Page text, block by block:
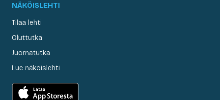
NÄKÖISLEHTI
Tilaa lehti
Oluttutka
Juomatutka
Lue näköislehti